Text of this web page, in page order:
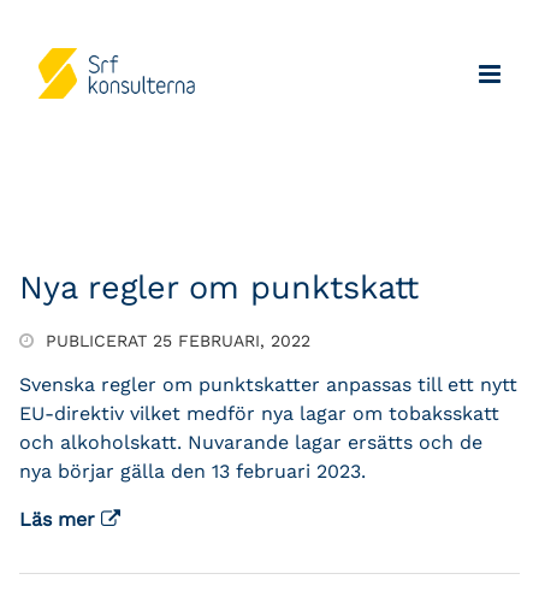
Nya regler om punktskatt
PUBLICERAT 25 FEBRUARI, 2022
Svenska regler om punktskatter anpassas till ett nytt
EU-direktiv vilket medför nya lagar om tobaksskatt
och alkoholskatt. Nuvarande lagar ersätts och de
nya börjar gälla den 13 februari 2023.
Läs mer